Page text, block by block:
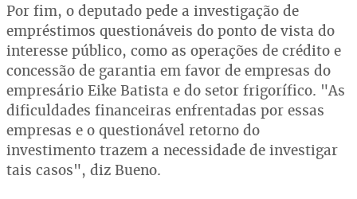
Por fim, o deputado pede a investigação de
empréstimos questionáveis do ponto de vista do
interesse público, como as operações de crédito e
concessão de garantia em favor de empresas do
empresário Eike Batista e do setor frigorífico. "As
dificuldades financeiras enfrentadas por essas
empresas e o questionável retorno do
investimento trazem a necessidade de investigar
tais casos", diz Bueno.